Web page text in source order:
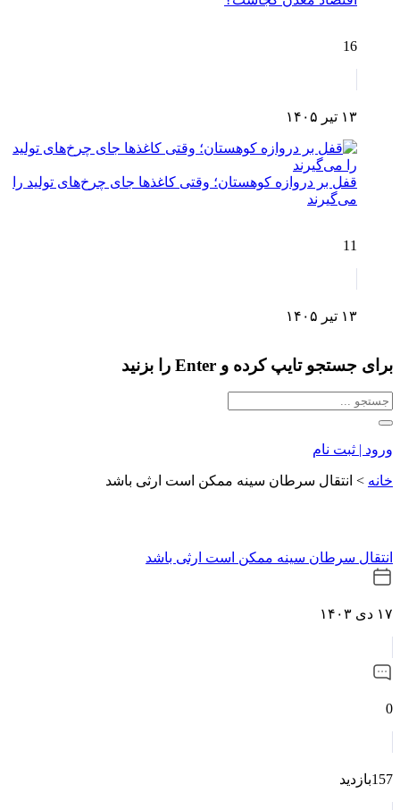
16
۱۳ تیر ۱۴۰۵
قفل بر دروازه کوهستان؛ وقتی کاغذها جای چرخ‌های تولید را
می‌گیرند
11
۱۳ تیر ۱۴۰۵
برای جستجو تایپ کرده و Enter را بزنید
ورود | ثبت نام
خانه > انتقال سرطان سینه ممکن است ارثی باشد
انتقال سرطان سینه ممکن است ارثی باشد
۱۷ دی ۱۴۰۳
0
157بازدید